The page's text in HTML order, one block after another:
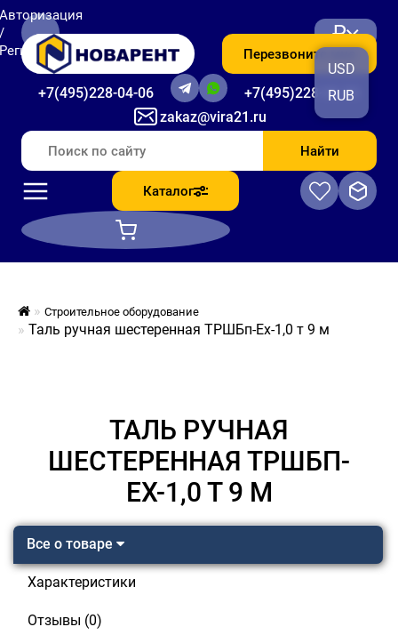
zakaz@vira21.ru
+7(495)228-04-06 +7(495)228-06-56
Перезвоните мне
₽
USD
RUB
Найти
Каталог
Строительное оборудование
Таль ручная шестеренная ТРШБп-Ех-1,0 т 9 м
ТАЛЬ РУЧНАЯ
ШЕСТЕРЕННАЯ ТРШБП-
ЕХ-1,0 Т 9 М
Все о товаре
Характеристики
Отзывы (0)